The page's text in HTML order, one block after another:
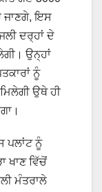
ਜਾਣਗੇ, ਇਸ
ਦਰ੍ਹਾਂ ਦੇ
ਉਨ੍ਹਾਂ
ਨੂੰ
ਉਥੇ ਹੀ
ਪਲਾਂਟ ਨੂੰ
ਖਾਣ ਵਿੱਚੋਂ
ਮੰਤਰਾਲੇ